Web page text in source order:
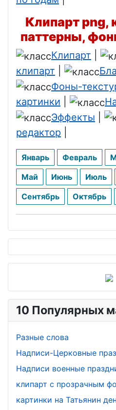
Клипарт png,
паттерны,
Клипарт
клипарт
Фоны-
картинки
Эффекты
редактор
Январь Февраль
Май
Июнь Июль
Сентябрь
Октябрь
10 Популярных
Разные слова
Надписи-Церковные
Надписи военные
клипарт с прозрачным
картинки на Татьянин